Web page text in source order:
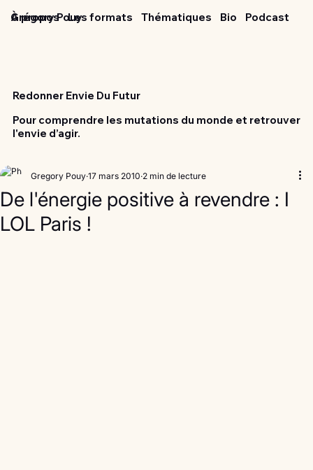
Grégory Pouy
À propos Les formats Thématiques Podcast
Bio
Redonner Envie Du Futur
Pour comprendre les mutations du monde et retrouver
l'envie d’agir.
De l'énergie positive à revendre : I
LOL Paris !
Gregory Pouy 17 mars 2010 2 min de lecture